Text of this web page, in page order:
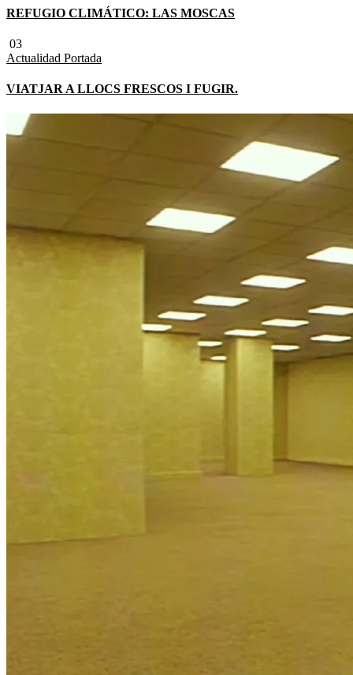
REFUGIO CLIMÁTICO: LAS MOSCAS
03
Actualidad Portada
VIATJAR A LLOCS FRESCOS I FUGIR.